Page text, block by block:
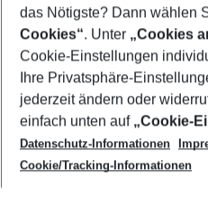
Footer
Footer navigation
Über uns
AGB
Cookie-Einstellungen ändern
Cookie-Richtlinie
Datenschutz
Service & Hilfe
Barrierefreies Reisen
Check-in
Folgen Sie uns
das Nötigste? Dann wählen
Cookies“. Unter „Cookies
Cookie-Einstellungen
Ihre Privatsphäre-
jederzeit ändern oder
einfach unten auf „Cookie-
Datenschutz-Informationen
Cookie/Tracking-Informationen